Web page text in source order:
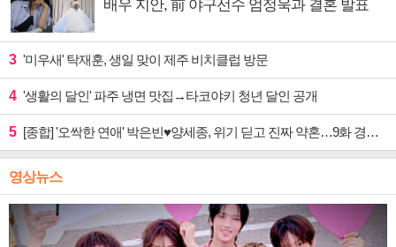
배우 지안, 前 야구선수 엄정욱과 결혼 발표
3 '미우새' 탁재훈, 생일 맞이 제주 비치클럽 방문
4 '생활의 달인' 파주 냉면 맛집→타코야키 청년 달인 공개
5 [종합] '오싹한 연애' 박은빈♥양세종, 위기 딛고 진짜 약혼…9화 경영권 사수 작전 예고
영상뉴스